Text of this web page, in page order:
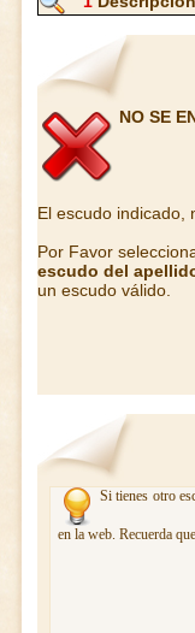
NO SE
El escudo indicado,
Por Favor
escudo del
un escudo válido.
Si tienes otro
en la web. Recuerda